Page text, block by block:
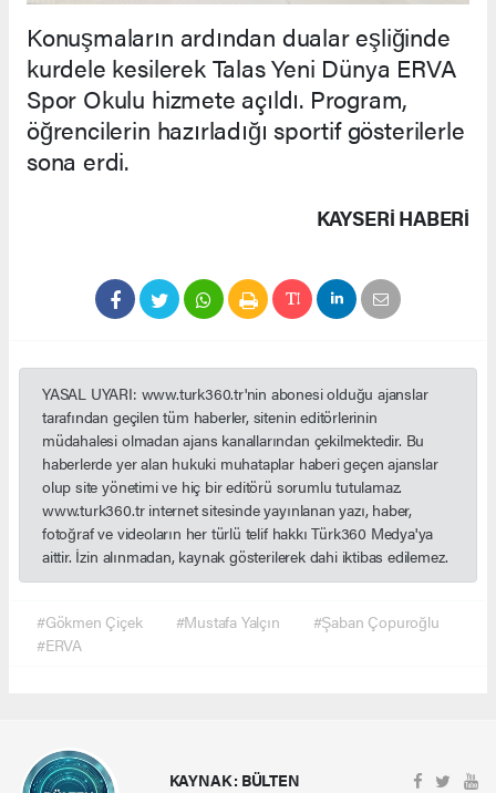
Konuşmaların ardından dualar eşliğinde
kurdele kesilerek Talas Yeni Dünya ERVA
Spor Okulu hizmete açıldı. Program,
öğrencilerin hazırladığı sportif gösterilerle
sona erdi.
KAYSERI HABERİ
YASAL UYARI: www.turk360.tr'nin abonesi olduğu ajanslar
tarafından geçilen tüm haberler, sitenin editörlerinin
müdahalesi olmadan ajans kanallarından çekilmektedir. Bu
haberlerde yer alan hukuki muhataplar haberi geçen ajanslar
olup site yönetimi ve hiç bir editörü sorumlu tutulamaz.
www.turk360.tr internet sitesinde yayınlanan yazı, haber,
fotoğraf ve videoların her türlü telif hakkı Türk360 Medya'ya
aittir. İzin alınmadan, kaynak gösterilerek dahi iktibas edilemez.
#Gökmen Çiçek #Mustafa Yalçın
#Şaban Çopuroğlu
#ERVA
KAYNAK : BÜLTEN